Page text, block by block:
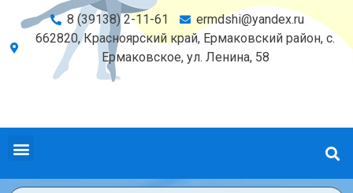
8 (39138) 2-11-61
ermdshi@yandex.ru
662820, Красноярский край, Ермаковский район, с.
Ермаковское, ул. Ленина, 58